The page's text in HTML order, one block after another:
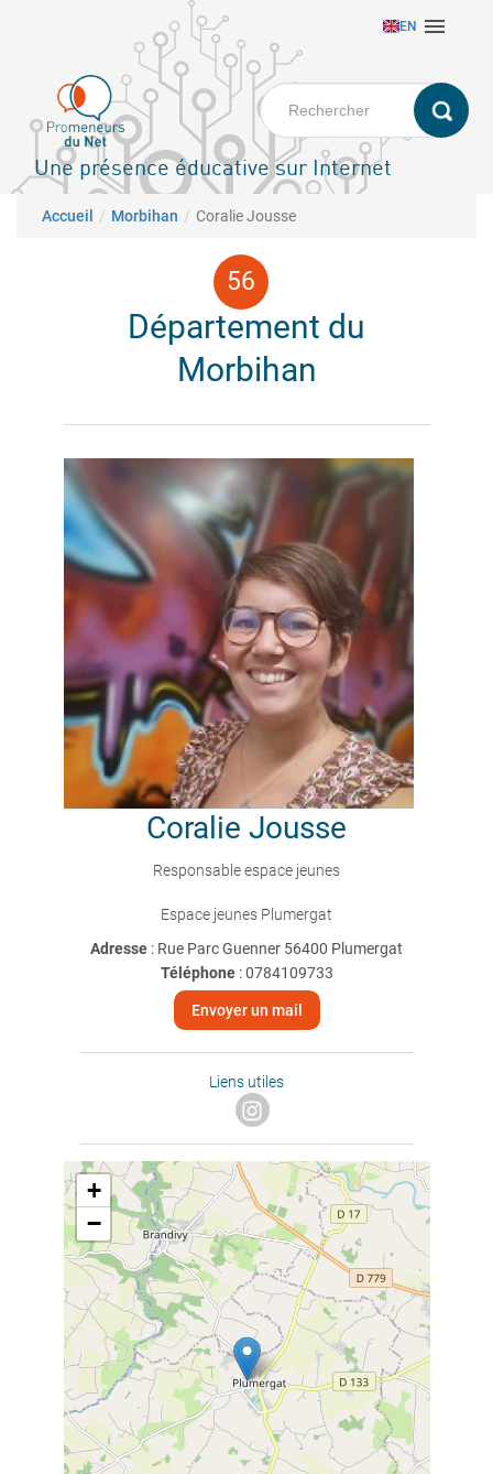
principal
EN 
Une présence éducative sur Internet
Fil d'Ariane
Accueil Morbihan Coralie Jousse
Département du
Morbihan
Coralie Jousse
Responsable espace jeunes
Espace jeunes Plumergat
Adresse : Rue Parc Guenner 56400 Plumergat
Téléphone:0784109733
Envoyer un mail
Liens utiles
+
−